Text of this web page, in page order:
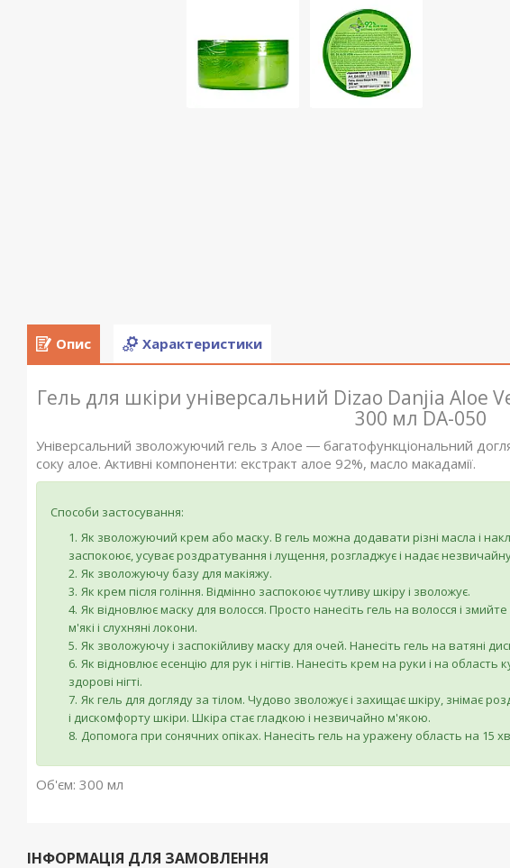
Опис Характеристики
Гель для шкіри універсальний Dizao Danjia Aloe
300 мл DA-050
Універсальний зволожуючий гель з Алое ― багатофункціональний
соку алое. Активні компоненти: екстракт алое 92%, масло макадамії.
Способи застосування:
Як зволожуючий крем або маску. В гель можна додавати різні масла і
заспокоює, усуває роздратування і лущення, розгладжує і надає
Як зволожуючу базу для макіяжу.
Як крем після гоління. Відмінно заспокоює чутливу шкіру і зволожує.
Як відновлює маску для волосся. Просто нанесіть гель на волосся і
м'які і слухняні локони.
Як зволожуючу і заспокійливу маску для очей. Нанесіть гель на ватяні
Як відновлює есенцію для рук і нігтів. Нанесіть крем на руки і на
здорові нігті.
Як гель для догляду за тілом. Чудово зволожує і захищає шкіру, знімає
і дискомфорту шкіри. Шкіра стає гладкою і незвичайно м'якою.
Допомога при сонячних опіках. Нанесіть гель на уражену область на 15
Об'єм: 300 мл
ІНФОРМАЦІЯ ДЛЯ ЗАМОВЛЕННЯ